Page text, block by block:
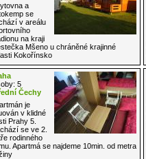
a
se
v areálu
na kraji
Mšeno u chráněné krajinné
Kokořínsko
5
Čechy
je
v klidné
Prahy 5.
se ve 2.
rodinného
Apartmá se najdeme 10min. od metra